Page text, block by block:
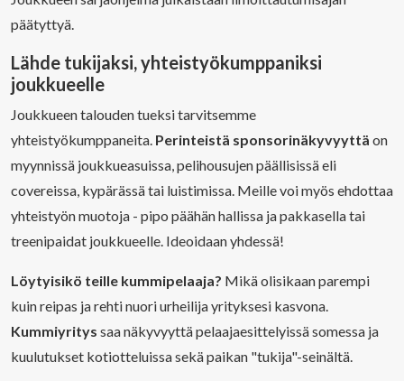
päätyttyä.
Lähde tukijaksi, yhteistyökumppaniksi
joukkueelle
Joukkueen talouden tueksi tarvitsemme
yhteistyökumppaneita. Perinteistä sponsorinäkyvyyttä on
myynnissä joukkueasuissa, pelihousujen päällisissä eli
covereissa, kypärässä tai luistimissa. Meille voi myös ehdottaa
yhteistyön muotoja - pipo päähän hallissa ja pakkasella tai
treenipaidat joukkueelle. Ideoidaan yhdessä!
Löytyisikö teille kummipelaaja? Mikä olisikaan parempi
kuin reipas ja rehti nuori urheilija yrityksesi kasvona.
Kummiyritys saa näkyvyyttä pelaajaesittelyissä somessa ja
kuulutukset kotiotteluissa sekä paikan "tukija"-seinältä.